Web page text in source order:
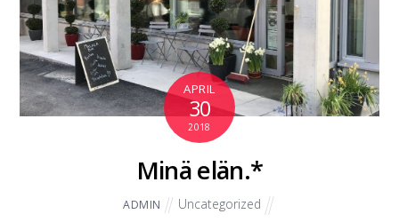
APRIL
30
2018
Minä elän.*
ADMIN Uncategorized